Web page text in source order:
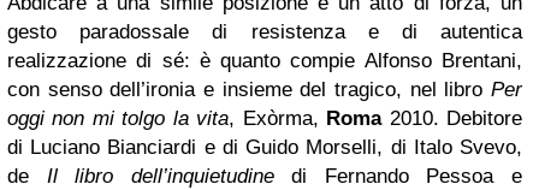
gesto paradossale di resistenza e di autentica
realizzazione di sé: è quanto compie Alfonso Brentani,
con senso dell’ironia e insieme del tragico, nel libro Per
oggi non mi tolgo la vita, Exòrma, Roma2010. Debitore
di Luciano Bianciardi e di Guido Morselli, di Italo Svevo,
de Il libro dell’inquietudinedi Fernando Pessoa e